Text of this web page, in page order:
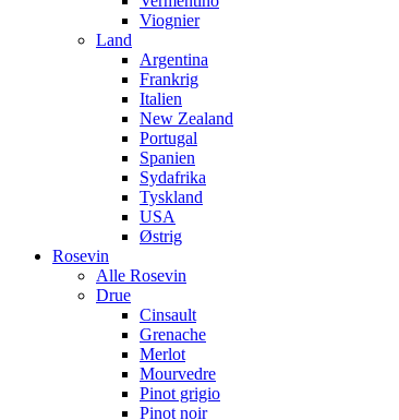
Viognier
Land
Argentina
Frankrig
Italien
New Zealand
Portugal
Spanien
Sydafrika
Tyskland
USA
Østrig
Rosevin
Alle Rosevin
Drue
Cinsault
Grenache
Merlot
Mourvedre
Pinot grigio
Pinot noir